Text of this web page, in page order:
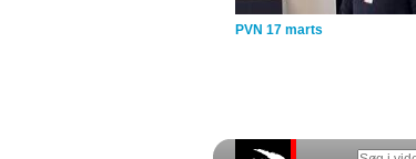
PVN 17 marts